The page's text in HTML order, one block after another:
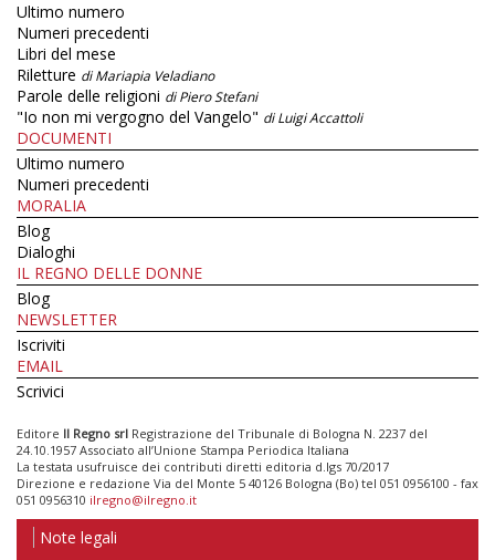
Ultimo numero
Numeri precedenti
Libri del mese
Riletture di Mariapia Veladiano
Parole delle religioni di Piero Stefani
"Io non mi vergogno del Vangelo" di Luigi Accattoli
DOCUMENTI
Ultimo numero
Numeri precedenti
MORALIA
Blog
Dialoghi
IL REGNO DELLE DONNE
Blog
NEWSLETTER
Iscriviti
EMAIL
Scrivici
Editore Il Regno srl Registrazione del Tribunale di Bologna N. 2237 del
24.10.1957 Associato all’Unione Stampa Periodica Italiana
La testata usufruisce dei contributi diretti editoria d.lgs 70/2017
Direzione e redazione Via del Monte 5 40126 Bologna (Bo) tel 051 0956100 - fax
051 0956310 ilregno@ilregno.it
Note legali